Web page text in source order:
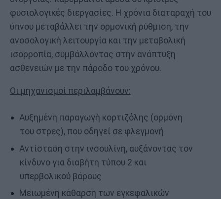
φυσιολογικές διεργασίες. Η χρόνια διαταραχή του
ύπνου μεταβάλλει την ορμονική ρύθμιση, την
ανοσολογική λειτουργία και την μεταβολική
ισορροπία, συμβάλλοντας στην ανάπτυξη
ασθενειών με την πάροδο του χρόνου.
Οι μηχανισμοί περιλαμβάνουν:
Αυξημένη παραγωγή κορτιζόλης (ορμόνη
του στρες), που οδηγεί σε φλεγμονή
Αντίσταση στην ινσουλίνη, αυξάνοντας τον
κίνδυνο για διαβήτη τύπου 2 και
υπερβολικού βάρους
Μειωμένη κάθαρση των εγκεφαλικών